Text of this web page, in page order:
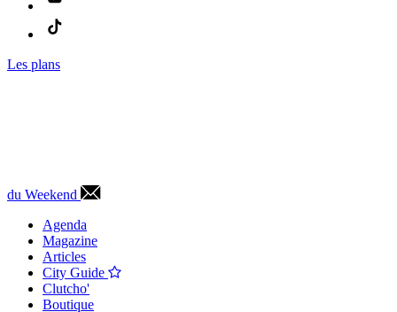
Les plans
du Weekend
Agenda
Magazine
Articles
City Guide
Clutcho'
Boutique